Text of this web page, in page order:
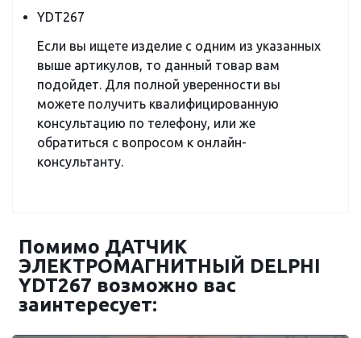
YDT267
Если вы ищете изделие с одним из указанных
выше артикулов, то данный товар вам
подойдет. Для полной уверенности вы
можете получить квалифицированную
консультацию по телефону, или же
обратиться с вопросом к онлайн-
консультанту.
Помимо ДАТЧИК
ЭЛЕКТРОМАГНИТНЫЙ DELPHI
YDT267 возможно вас
заинтересует: